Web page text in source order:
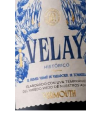
En marzo,
de la Trufa